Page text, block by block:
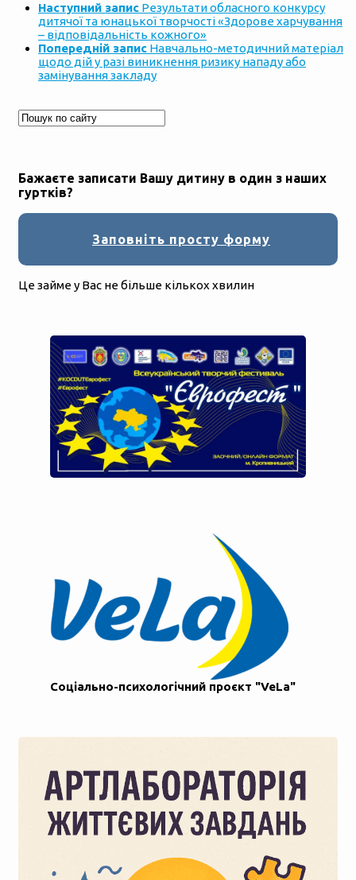
Наступний запис Результати обласного конкурсу
дитячої та юнацької творчості «Здорове харчування
– відповідальність кожного»
Попередній запис Навчально-методичний матеріал
щодо дій у разі виникнення ризику нападу або
замінування закладу
Бажаєте записати Вашу дитину в один з наших
гуртків?
Заповніть просту форму
Це займе у Вас не більше кількох хвилин
Соціально-психологічний проєкт "VeLa"